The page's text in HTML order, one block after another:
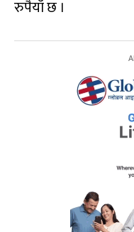
रुपैयाँ छ ।